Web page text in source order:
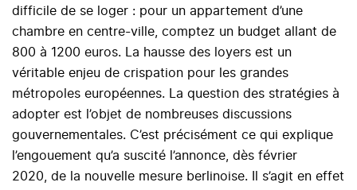
difficile de se loger : pour un appartement d’une
chambre en centre-ville, comptez un budget allant de
800 à 1200 euros. La hausse des loyers est un
véritable enjeu de crispation pour les grandes
métropoles européennes. La question des stratégies à
adopter est l’objet de nombreuses discussions
gouvernementales. C’est précisément ce qui explique
l’engouement qu’a suscité l’annonce, dès février
2020, de la nouvelle mesure berlinoise. Il s’agit en effet